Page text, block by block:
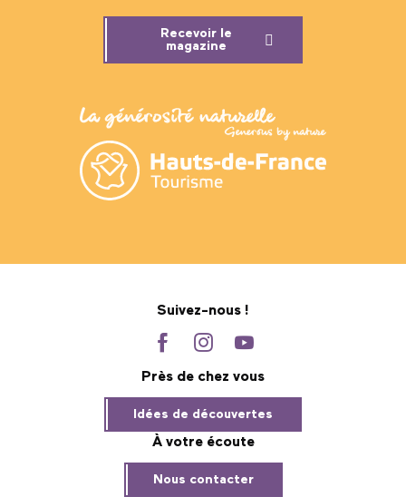
Recevoir le
magazine
Suivez-nous !
Près de chez vous
Idées de découvertes
À votre écoute
Nous contacter